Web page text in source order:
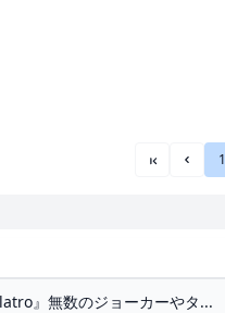
«« « 1
』無数のジョーカーやタ...